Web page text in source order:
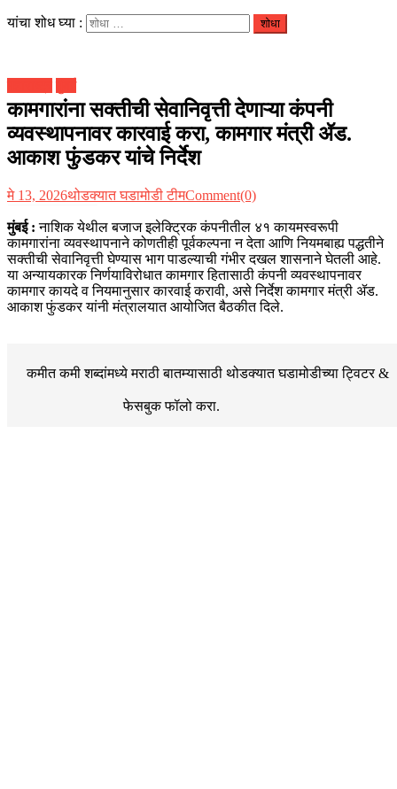
यांचा शोध घ्या :
कामगारांना सक्तीची सेवानिवृत्ती देणाऱ्या कंपनी
व्यवस्थापनावर कारवाई करा, कामगार मंत्री ॲड.
आकाश फुंडकर यांचे निर्देश
मे 13, 2026थोडक्यात घडामोडी टीमComment(0)
मुंबई : नाशिक येथील बजाज इलेक्ट्रिक कंपनीतील ४१ कायमस्वरूपी
कामगारांना व्यवस्थापनाने कोणतीही पूर्वकल्पना न देता आणि नियमबाह्य पद्धतीने
सक्तीची सेवानिवृत्ती घेण्यास भाग पाडल्याची गंभीर दखल शासनाने घेतली आहे.
या अन्यायकारक निर्णयाविरोधात कामगार हितासाठी कंपनी व्यवस्थापनावर
कामगार कायदे व नियमानुसार कारवाई करावी, असे निर्देश कामगार मंत्री ॲड.
आकाश फुंडकर यांनी मंत्रालयात आयोजित बैठकीत दिले.
कमीत कमी शब्दांमध्ये मराठी बातम्यासाठी थोडक्यात घडामोडीच्याट्विटर &
फेसबुकफॉलो करा.